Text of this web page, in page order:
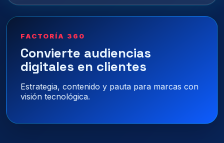
FACTORÍA 360
Convierte audiencias
digitales en clientes
Estrategia, contenido y pauta para marcas con
visión tecnológica.